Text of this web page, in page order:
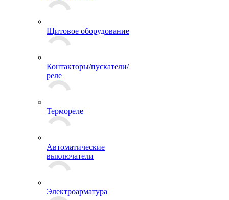
Щитовое оборудование
Контакторы/пускатели/
реле
Термореле
Автоматические
выключатели
Электроарматура